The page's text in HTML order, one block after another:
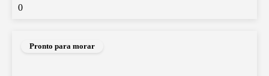
0
Pronto para morar